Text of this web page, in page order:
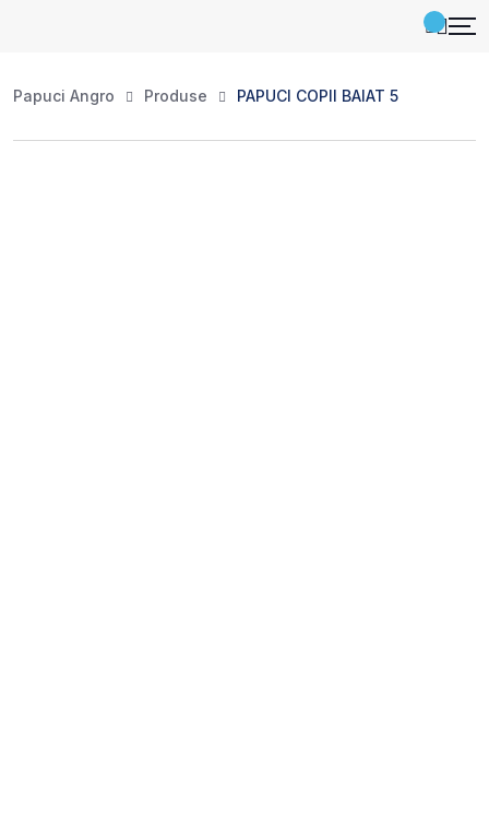
Papuci Angro Produse PAPUCI COPII BAIAT 5